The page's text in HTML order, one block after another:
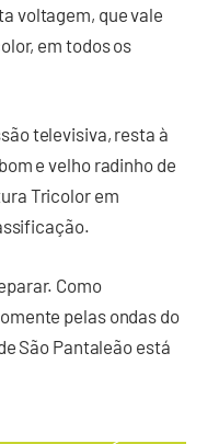
voltagem, que vale
em todos os
televisiva, resta à
e velho radinho de
Tricolor em
Como
pelas ondas do
São Pantaleão está